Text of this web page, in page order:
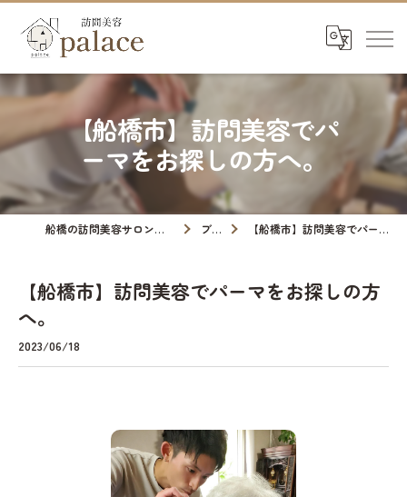
【船橋市】訪問美容でパ
ーマをお探しの方へ。
船橋の訪問美容サロンなら訪問美容palace ブログ 【船橋市】訪問美容でパーマをお探しの方へ。
【船橋市】訪問美容でパーマをお探しの方
へ。
2023/06/18